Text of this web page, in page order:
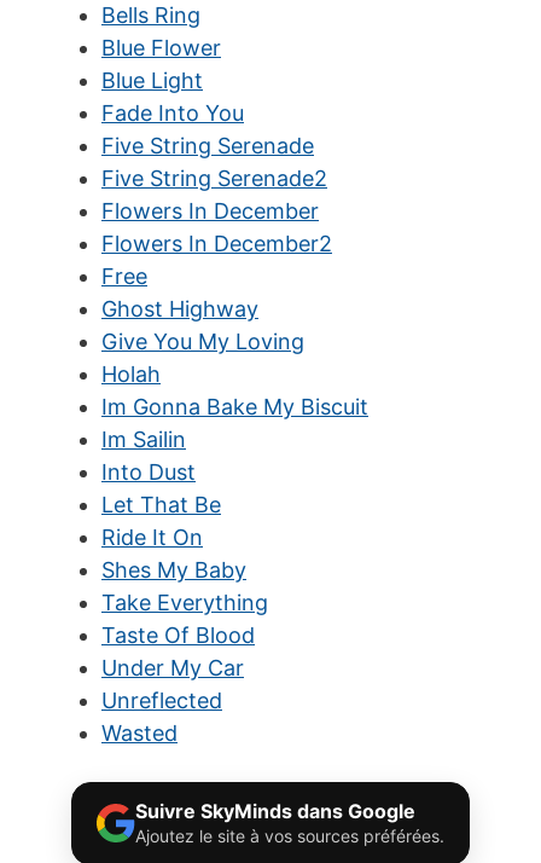
Bells Ring
Blue Flower
Blue Light
Fade Into You
Five String Serenade
Five String Serenade2
Flowers In December
Flowers In December2
Free
Ghost Highway
Give You My Loving
Holah
Im Gonna Bake My Biscuit
Im Sailin
Into Dust
Let That Be
Ride It On
Shes My Baby
Take Everything
Taste Of Blood
Under My Car
Unreflected
Wasted
Suivre SkyMinds dans Google
Ajoutez le site à vos sources préférées.